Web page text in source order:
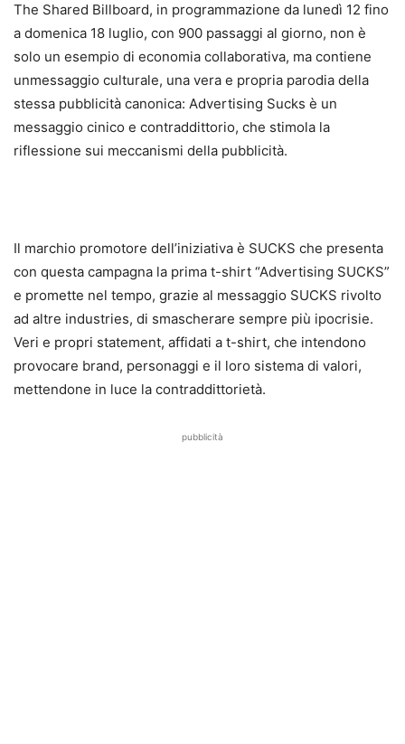
The Shared Billboard, in programmazione da lunedì 12 fino
a domenica 18 luglio, con 900 passaggi al giorno, non è
solo un esempio di economia collaborativa, ma contiene
unmessaggio culturale, una vera e propria parodia della
stessa pubblicità canonica: Advertising Sucks è un
messaggio cinico e contraddittorio, che stimola la
riflessione sui meccanismi della pubblicità.
Il marchio promotore dell’iniziativa è SUCKS che presenta
con questa campagna la prima t-shirt “Advertising SUCKS”
e promette nel tempo, grazie al messaggio SUCKS rivolto
ad altre industries, di smascherare sempre più ipocrisie.
Veri e propri statement, affidati a t-shirt, che intendono
provocare brand, personaggi e il loro sistema di valori,
mettendone in luce la contraddittorietà.
pubblicità